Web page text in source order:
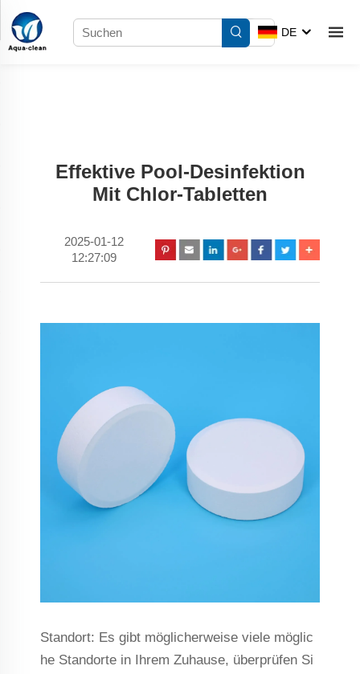
DE
Effektive Pool-Desinfektion
Mit Chlor-Tabletten
2025-01-12
12:27:09
Standort: Es gibt möglicherweise viele möglic
he Standorte in Ihrem Zuhause, überprüfen Si